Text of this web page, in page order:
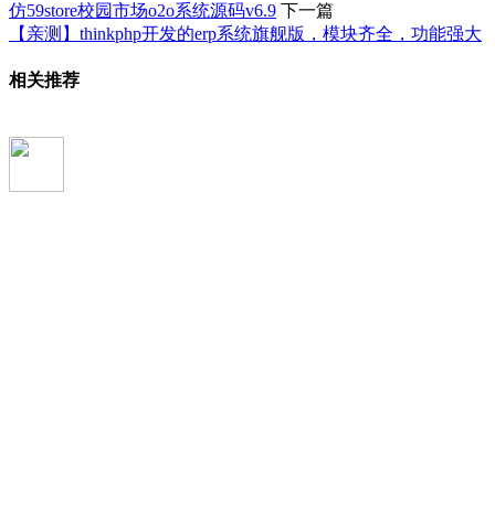
仿59store校园市场o2o系统源码v6.9 下一篇
【亲测】thinkphp开发的erp系统旗舰版，模块齐全，功能强大
相关推荐